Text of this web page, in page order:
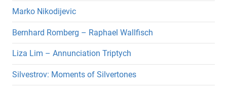
Marko Nikodijevic
Bernhard Romberg – Raphael Wallfisch
Liza Lim – Annunciation Triptych
Silvestrov: Moments of Silvertones